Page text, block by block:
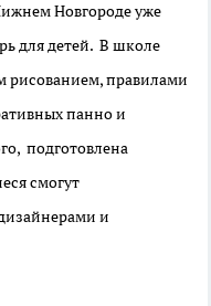
Новгороде уже
для детей. В школе
рисованием, правилами
панно и
подготовлена
смогут
и